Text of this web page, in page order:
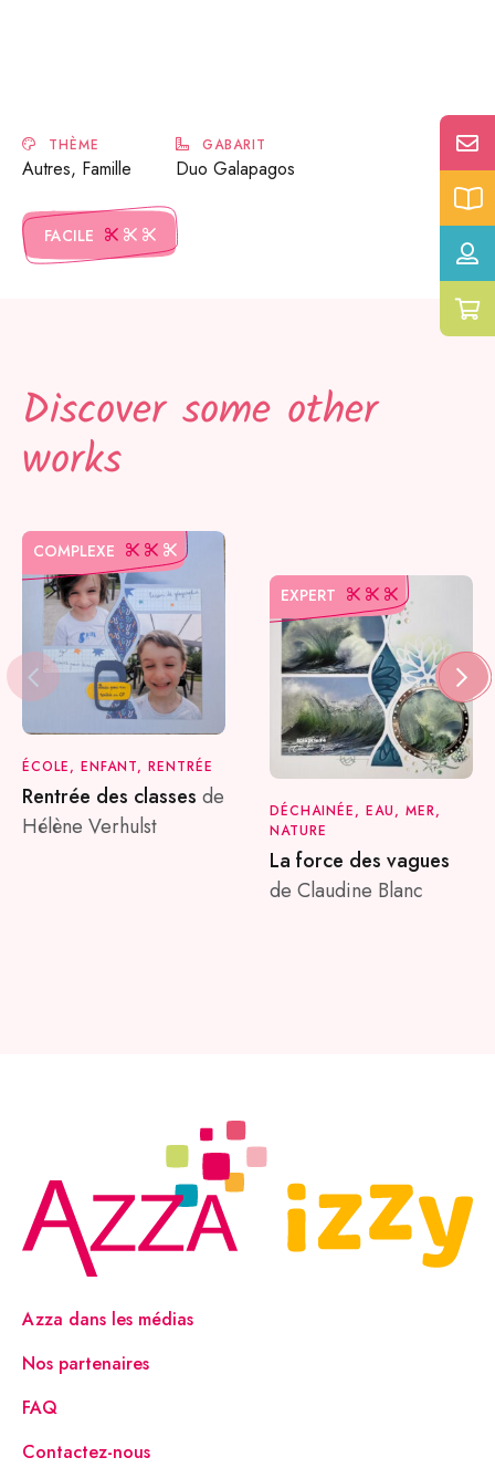
THÈME
Autres, Famille
GABARIT
Duo Galapagos
FACILE
Discover some other
works
COMPLEXE
ÉCOLE, ENFANT, RENTRÉE
Rentrée des classes de
Hélène Verhulst
EXPERT
DÉCHAINÉE, EAU, MER,
NATURE
La force des vagues
de Claudine Blanc
Azza dans les médias
Nos partenaires
FAQ
Contactez-nous